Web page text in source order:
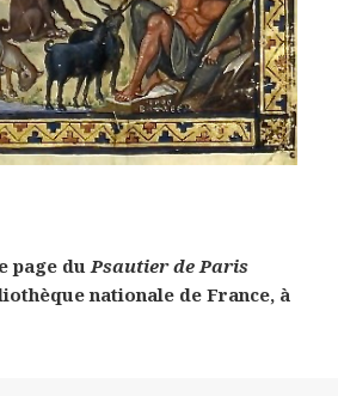
page du Psautier de Paris
nationale de France, à